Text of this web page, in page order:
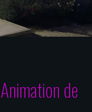
Animation de